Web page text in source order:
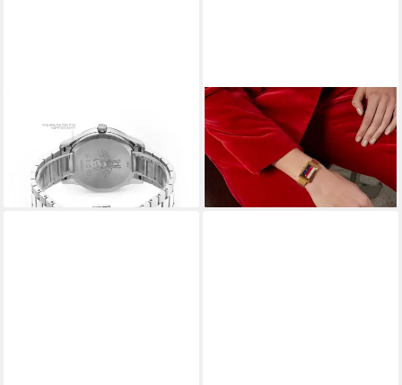
Quarzuhr G Timeless
790,00 € UVP 1.200,00 €
-34%
lieferbar - in 2-3 Werktagen bei dir
GUCCI
Quarzuhr G-Frame
890,00 €
UVP1.600,00 €
-44%
lieferbar - in 2-3 Werktagen bei dir